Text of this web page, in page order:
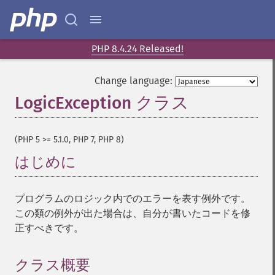
PHP 8.4.24 Released!
Change language:
LogicException クラス
(PHP 5 >= 5.1.0, PHP 7, PHP 8)
はじめに
プログラムのロジック内でのエラーを表す例外です。
この類の例外が出た場合は、自分が書いたコードを修
正すべきです。
クラス概要